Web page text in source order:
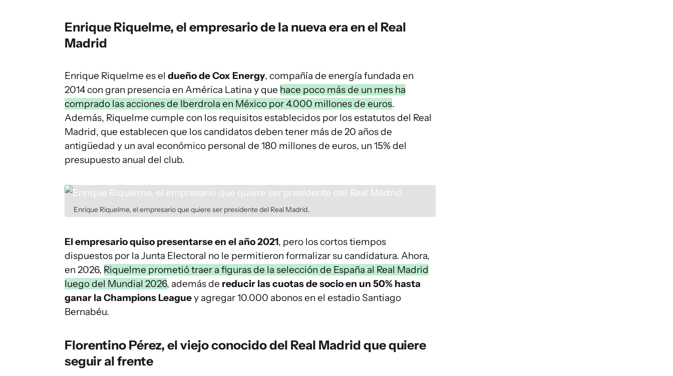
Enrique Riquelme, el empresario de la nueva era en el Real
Madrid
Enrique Riquelme es el dueño de Cox Energy, compañía de energía fundada en
2014 con gran presencia en América Latina y que hace poco más de un mes ha
comprado las acciones de Iberdrola en México por 4.000 millones de euros.
Además, Riquelme cumple con los requisitos establecidos por los estatutos del Real
Madrid, que establecen que los candidatos deben tener más de 20 años de
antigüedad y un aval económico personal de 180 millones de euros, un 15% del
presupuesto anual del club.
Enrique Riquelme, el empresario que quiere ser presidente del Real Madrid.
El empresario quiso presentarse en el año 2021, pero los cortos tiempos
dispuestos por la Junta Electoral no le permitieron formalizar su candidatura. Ahora,
en 2026, Riquelme prometió traer a figuras de la selección de España al Real Madrid
luego del Mundial 2026, además de reducir las cuotas de socio en un 50% hasta
ganar la Champions Leaguey agregar 10.000 abonos en el estadio Santiago
Bernabéu.
Florentino Pérez, el viejo conocido del Real Madrid que quiere
seguir al frente